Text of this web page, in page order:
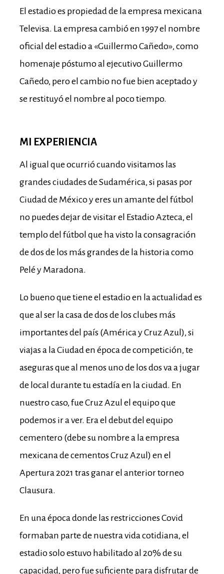
El estadio es propiedad de la empresa mexicana
Televisa. La empresa cambió en 1997 el nombre
oficial del estadio a «Guillermo Cañedo», como
homenaje póstumo al ejecutivo Guillermo
Cañedo, pero el cambio no fue bien aceptado y
se restituyó el nombre al poco tiempo.
MI EXPERIENCIA
Al igual que ocurrió cuando visitamos las
grandes ciudades de Sudamérica, si pasas por
Ciudad de México y eres un amante del fútbol
no puedes dejar de visitar el Estadio Azteca, el
templo del fútbol que ha visto la consagración
de dos de los más grandes de la historia como
Pelé y Maradona.
Lo bueno que tiene el estadio en la actualidad es
que al ser la casa de dos de los clubes más
importantes del país (América y Cruz Azul), si
viajas a la Ciudad en época de competición, te
aseguras que al menos uno de los dos va a jugar
de local durante tu estadía en la ciudad. En
nuestro caso, fue Cruz Azul el equipo que
podemos ir a ver. Era el debut del equipo
cementero (debe su nombre a la empresa
mexicana de cementos Cruz Azul) en el
Apertura 2021 tras ganar el anterior torneo
Clausura.
En una época donde las restricciones Covid
formaban parte de nuestra vida cotidiana, el
estadio solo estuvo habilitado al 20% de su
capacidad, pero fue suficiente para disfrutar de